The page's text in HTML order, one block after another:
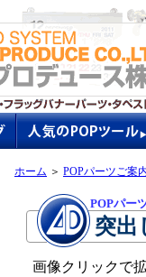
ホーム ＞ POPパーツご案
POPパー
突出
画像クリックで